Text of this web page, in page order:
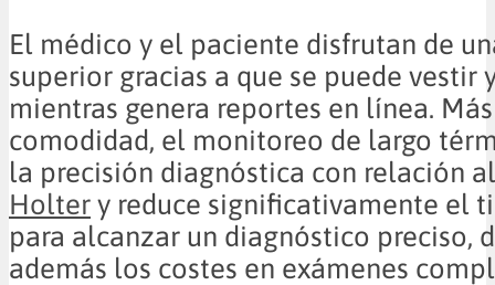
El médico y el paciente disfrutan de
superior gracias a que se puede vestir
mientras genera reportes en línea.
comodidad, el monitoreo de largo
la precisión diagnóstica con relación
Holter y reduce significativamente el
para alcanzar un diagnóstico preciso,
además los costes en exámenes